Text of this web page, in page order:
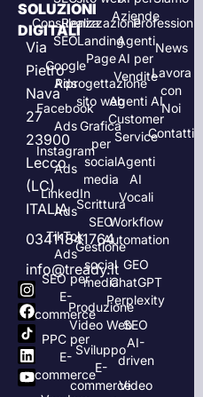
SOLUZIONI
DIGITALI
Via
Pietro
Nava
27
23900
Lecco
(LC)
ITALIA
03411841764
info@tready.it
Consulenza
SEO
Google
Ads
Facebook
Ads
Instagram
Ads
LinkedIn
Ads
TikTok
Ads
SEO per
E-
commerce
PPC per
E-
commerce
Realizzazione
Landing
Page
Riprogettazione
sito web
Grafica
per
social
media
Scrittura
SEO
Gestione
social
media
Produzione
Video Web
Sviluppo
E-
commerce
Aziende
Agenti
AI per
Vendite
Agenti AI
Customer
Service
Agenti
AI
Vocali
Workflow
Automation
GEO
ChatGPT
Perplexity
SEO
AI-
driven
Video
Professionisti
News
Lavora
con
Noi
Contatti